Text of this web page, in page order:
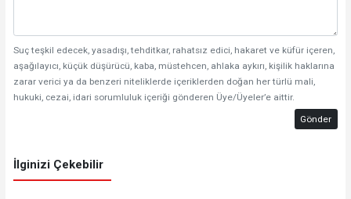
Suç teşkil edecek, yasadışı, tehditkar, rahatsız edici, hakaret ve küfür içeren,
aşağılayıcı, küçük düşürücü, kaba, müstehcen, ahlaka aykırı, kişilik haklarına
zarar verici ya da benzeri niteliklerde içeriklerden doğan her türlü mali,
hukuki, cezai, idari sorumluluk içeriği gönderen Üye/Üyeler’e aittir.
Gönder
İlginizi Çekebilir